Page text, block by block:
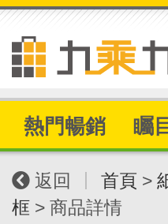
熱門暢銷 矚
返回 | 首頁 >
框 > 商品詳情